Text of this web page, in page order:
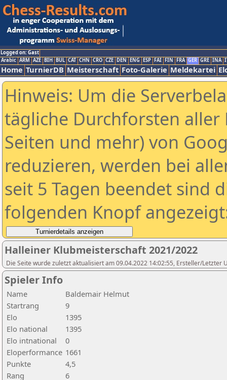
Logged on: Gast
Arabic ARM AZE BIH BUL CAT CHN CRO CZE DEN ENG ESP FAI FIN FRA GER GRE INA
Home TurnierDB Meisterschaft Foto-Galerie Meldekartei
Hinweis: Um die
tägliche Durchforsten aller
Seiten und mehr) von
reduzieren, werden bei
seit 5 Tagen beendet sind
folgenden Knopf
Halleiner Klubmeisterschaft 2021/2022
Die Seite wurde zuletzt aktualisiert am 09.04.2022 14:02:55, Ersteller/Letzter
Spieler Info
Name
Baldemair Helmut
Startrang
9
Elo
1395
Elo national
1395
Elo intnational
0
Eloperformance 1661
Punkte
4,5
Rang
6